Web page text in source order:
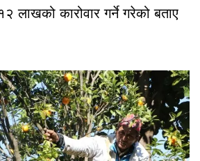
लाखको कारोवार गर्ने गरेको बताए